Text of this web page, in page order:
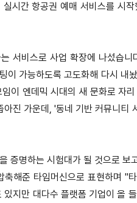
시간 항공권 예매 서비스를 시
서비스로 사업 확장에 나섰습
이 가능하도록 고도화해 다시 내
이 엔데믹 시대의 새 문화로 자
진 가운데, '동네 기반 커뮤니티
증명하는 시험대가 될 것으로 보
해준 타임머신으로 표현하며 "
지만 대다수 플랫폼 기업이 올